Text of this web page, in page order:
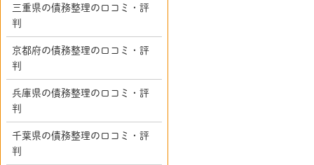
三重県の債務整理の口コミ・評
判
京都府の債務整理の口コミ・評
判
兵庫県の債務整理の口コミ・評
判
千葉県の債務整理の口コミ・評
判